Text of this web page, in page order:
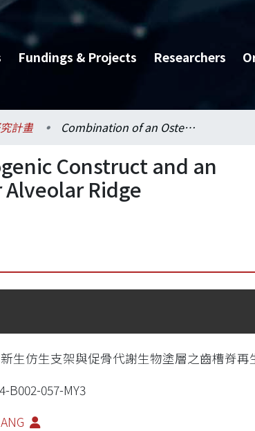
Fundings & Projects Researchers
計畫 Combination of an Osteoangiogenic Construct and an Osteoanabolic Bioadhesive for Alveolar Ridge Engineering
Construct and an
Ridge
生仿生支架與促骨代謝生物塗層之齒槽脊再
B002-057-MY3